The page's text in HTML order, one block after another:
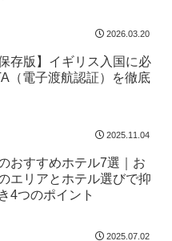
2026.03.20
保存版】イギリス入国に必
（電子渡航認証）を徹底
2025.11.04
おすすめホテル7選｜お
エリアとホテル選びで抑
4つのポイント
2025.07.02